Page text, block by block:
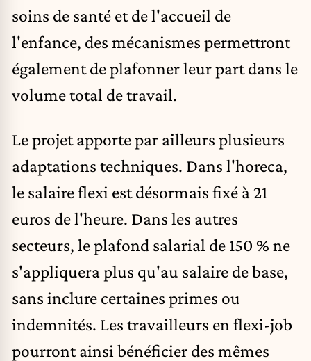
soins de santé et de l'accueil de
l'enfance, des mécanismes permettront
également de plafonner leur part dans le
volume total de travail.
Le projet apporte par ailleurs plusieurs
adaptations techniques. Dans l'horeca,
le salaire flexi est désormais fixé à 21
euros de l'heure. Dans les autres
secteurs, le plafond salarial de 150 % ne
s'appliquera plus qu'au salaire de base,
sans inclure certaines primes ou
indemnités. Les travailleurs en flexi-job
pourront ainsi bénéficier des mêmes